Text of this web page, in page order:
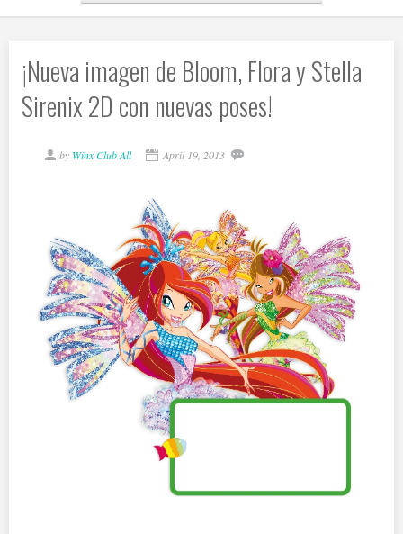
¡Nueva imagen de Bloom, Flora y Stella
Sirenix 2D con nuevas poses!
by Winx Club All April 19, 2013